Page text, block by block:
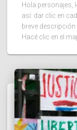
Hola personajes,
así: dar clic en
breve
Hacé clic en el